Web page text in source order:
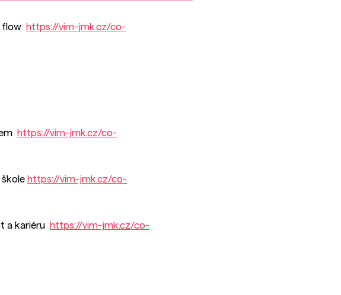
flow https://vim-jmk.cz/co-
https://vim-jmk.cz/co-
https://vim-jmk.cz/co-
a kariéru https://vim-jmk.cz/co-